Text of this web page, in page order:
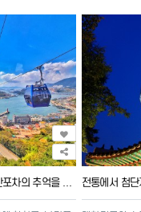
여수 밤바다와 낭만포차의 추억을 찾아서